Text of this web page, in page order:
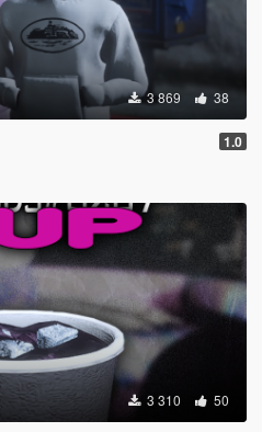
3 869 38
1.0
3 310 50